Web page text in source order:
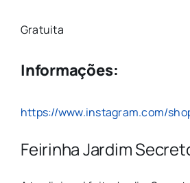
Gratuita
Informações:
https://www.instagram.com/
Feirinha Jardim